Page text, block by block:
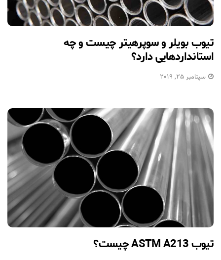
تیوب بویلر و سوپرهیتر چیست و چه
استانداردهایی دارد؟
سپتامبر 25, 2019
تیوب ASTM A213 چیست؟